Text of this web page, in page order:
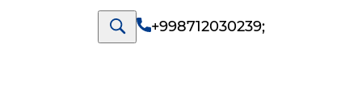
+998712030239;